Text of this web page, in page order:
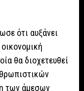
ότι αυξάνει
θα διοχετευθεί
των άμεσων